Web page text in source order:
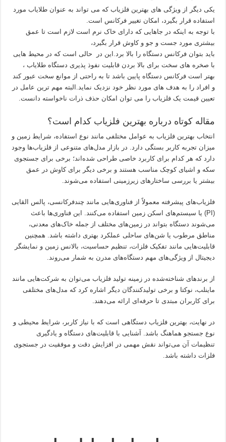
یکی دیگر از ویژگی های بهترین فلزیاب که می تواند به عنوان طلایاب مورد
استفاده قرار بگیرد، امکان تغییر فرکانس است.
با توجه به اینکه در جاهایی که دارای خاک نرم است لازم است تا عمق
بیشتری مورد جست و جو و کاوش قرار بگیرد،
باید بتوان فرکانس دستگاه را بالا برد.این در حالی است که در محیط هایی
با صخره های سخت برای بالا بردن قابلیت نفوذ پذیری دستگاه طلایاب ،
بهتر است فرکانس دستگاه پایین باشد تا به راحتی از موانع سخت عبور کند
و افراد را به هدف های مورد نظر خود نزدیک نماید.البته مهم ترین عامل در
تعیین قیمت یک فلزیاب را می توان امکان حذف ذرات ناخواسته دانست.
مقاله کوتاه درباره بهترین فلزیاب کدام است؟
انتخاب بهترین فلزیاب به عوامل مختلفی مانند نوع استفاده، شرایط زمین و
میزان تجربه کاربر بستگی دارد. در بازار مدل‌های متنوعی از فلزیاب‌ها وجود
دارد که هر کدام برای کاربرد خاصی طراحی شده‌اند؛ برخی برای جستجوی
سکه و اشیای کوچک مناسب هستند و برخی دیگر برای کاوش در عمق
بیشتر یا بررسی ساختارهای زیرزمینی استفاده می‌شوند.
فلزیاب‌های پیشرفته معمولاً از فناوری‌هایی مانند چندفرکانسی، پالس القایی
(PI) یا سیستم‌های اسکن زمین استفاده می‌کنند. این فناوری‌ها باعث
می‌شوند دستگاه بتواند در زمین‌های مختلف از جمله خاک‌های معدنی،
مناطق مرطوب یا شن‌های ساحلی عملکرد بهتری داشته باشد. همچنین
قابلیت‌هایی مانند تفکیک فلزات، تنظیم حساسیت، بالانس زمین و نمایشگر
دیجیتال از ویژگی‌های مهم دستگاه‌های مدرن به شمار می‌روند.
از برندهای شناخته‌شده در زمینه تولید فلزیاب می‌توان به شرکت‌هایی مانند
ماینلب، نوکتا و برخی تولیدکنندگان دیگر اشاره کرد که مدل‌های مختلفی
برای کاربران مبتدی تا حرفه‌ای ارائه می‌دهند.
در نهایت، بهترین فلزیاب دستگاهی است که با نیاز کاربر، شرایط محیطی و
نوع جستجو هماهنگ باشد. آشنایی با قابلیت‌های دستگاه و یادگیری
تنظیمات آن می‌تواند نقش مهمی در افزایش دقت و موفقیت در جستجوی
فلزات داشته باشد.